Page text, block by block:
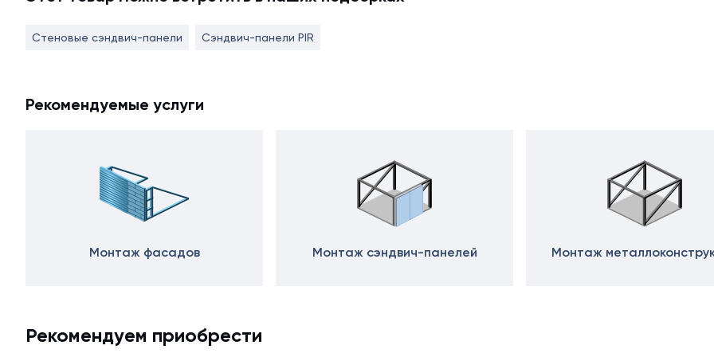
Стеновые сэндвич-панели Сэндвич-панели PIR
Рекомендуемые услуги
Монтаж фасадов Монтаж сэндвич-панелей Монтаж
Рекомендуем приобрести